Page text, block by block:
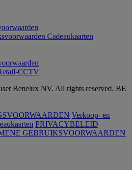
Cadeaukaarten
CCTV
Benelux NV. All rights reserved. BE
Verkoop- en
PRIVACYBELEID
GEBRUIKSVOORWAARDEN